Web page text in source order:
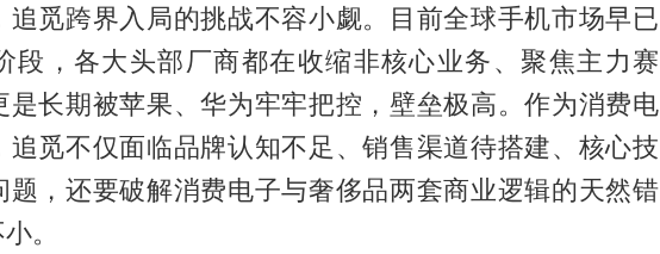
追觅跨界入局的挑战不容小觑。目前全球手机市场早已
段，各大头部厂商都在收缩非核心业务、聚焦主力赛
是长期被苹果、华为牢牢把控，壁垒极高。作为消费电
追觅不仅面临品牌认知不足、销售渠道待搭建、核心技
题，还要破解消费电子与奢侈品两套商业逻辑的天然错
。